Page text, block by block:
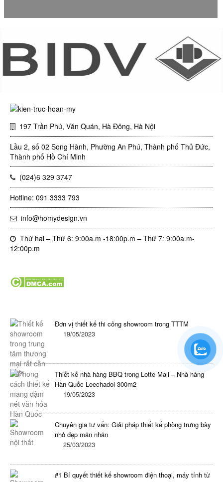
197 Trần Phú, Văn Quán, Hà Đông, Hà Nội
Lầu 2, số 02 Song Hành, Phường An Phú, Thành phố Thủ Đức,
Thành phố Hồ Chí Minh
(024)6 329 3747
Hotline: 091 3333 793
info@homydesign.vn
Thứ hai – Thứ 6: 9:00a.m -18:00p.m – Thứ 7: 9:00a.m-
12:00p.m
Đơn vị thiết kế thi công showroom trong TTTM
19/05/2023
Thiết kế nhà hàng BBQ trong Lotte Mall – Nhà hàng
Hàn Quốc Leechadol 300m2
19/05/2023
Chuyên gia tư vấn: Giải pháp thiết kế phòng trưng bày
nhỏ đẹp mãn nhãn
25/03/2023
#1 Bí quyết thiết kế showroom điện thoại, máy tính từ